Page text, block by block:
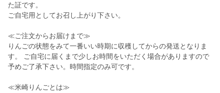
た証です。
ご自宅用としてお召し上がり下さい。
≪ご注文からお届けまで≫
りんごの状態をみて一番いい時期に収穫してからの発送となりま
す。 ご自宅に届くまで少しお時間をいただく場合がありますので
予めご了承下さい。時間指定のみ可です。
≪米崎りんごとは≫